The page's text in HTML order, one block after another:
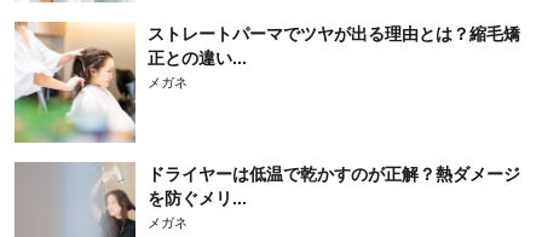
ストレートパーマでツヤが出る理由とは？縮毛矯
正との違い...
メガネ
ドライヤーは低温で乾かすのが正解？熱ダメージ
を防ぐメリ...
メガネ